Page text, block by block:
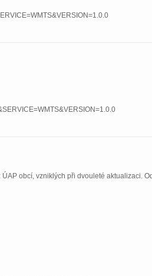
obcí, vzniklých při dvouleté aktualizaci.